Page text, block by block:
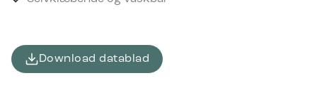
Download datablad